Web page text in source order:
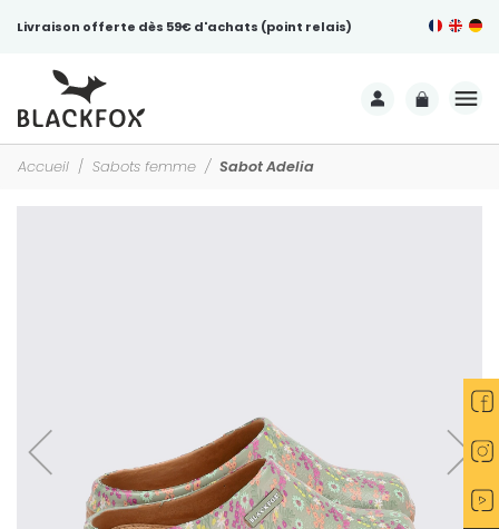
Livraison offerte dès 59€ d'achats (point relais)
Accueil Sabots femme Sabot Adelia